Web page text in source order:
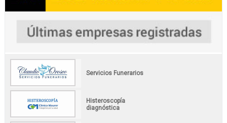
Servicios Funerarios
Histeroscopía
diagnóstica